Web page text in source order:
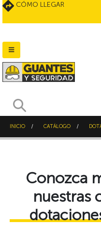
CÓMO LLEGAR
INICIO CATÁLOGO
Conozca
nuestras